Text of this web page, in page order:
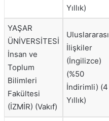
Yıllık)
YAŞAR
ÜNİVERSİTESİ
İnsan ve
Toplum
Bilimleri
Fakültesi
(İZMİR) (Vakıf)
Uluslararası
İlişkiler
(İngilizce)
(%50
İndirimli) (4
Yıllık)